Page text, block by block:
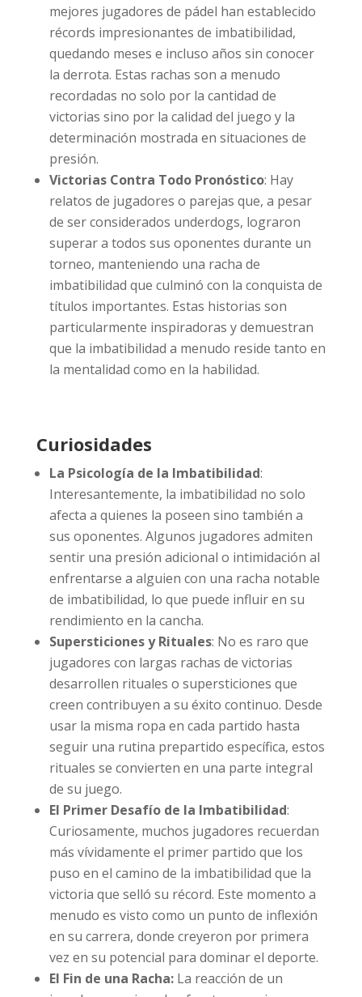
mejores jugadores de pádel han establecido
récords impresionantes de imbatibilidad,
quedando meses e incluso años sin conocer
la derrota. Estas rachas son a menudo
recordadas no solo por la cantidad de
victorias sino por la calidad del juego y la
determinación mostrada en situaciones de
presión.
Victorias Contra Todo Pronóstico: Hay
relatos de jugadores o parejas que, a pesar
de ser considerados underdogs, lograron
superar a todos sus oponentes durante un
torneo, manteniendo una racha de
imbatibilidad que culminó con la conquista de
títulos importantes. Estas historias son
particularmente inspiradoras y demuestran
que la imbatibilidad a menudo reside tanto en
la mentalidad como en la habilidad.
Curiosidades
La Psicología de la Imbatibilidad:
Interesantemente, la imbatibilidad no solo
afecta a quienes la poseen sino también a
sus oponentes. Algunos jugadores admiten
sentir una presión adicional o intimidación al
enfrentarse a alguien con una racha notable
de imbatibilidad, lo que puede influir en su
rendimiento en la cancha.
Supersticiones y Rituales: No es raro que
jugadores con largas rachas de victorias
desarrollen rituales o supersticiones que
creen contribuyen a su éxito continuo. Desde
usar la misma ropa en cada partido hasta
seguir una rutina prepartido específica, estos
rituales se convierten en una parte integral
de su juego.
El Primer Desafío de la Imbatibilidad:
Curiosamente, muchos jugadores recuerdan
más vívidamente el primer partido que los
puso en el camino de la imbatibilidad que la
victoria que selló su récord. Este momento a
menudo es visto como un punto de inflexión
en su carrera, donde creyeron por primera
vez en su potencial para dominar el deporte.
El Fin de una Racha:La reacción de un